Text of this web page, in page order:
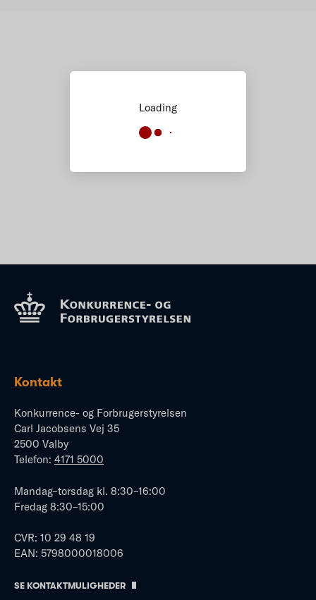
Loading
Kontakt
Konkurrence- og Forbrugerstyrelsen
Carl Jacobsens Vej 35
2500 Valby
Telefon: 4171 5000
Mandag–torsdag kl. 8:30–16:00
Fredag 8:30–15:00
CVR: 10 29 48 19
EAN: 5798000018006
SE KONTAKTMULIGHEDER